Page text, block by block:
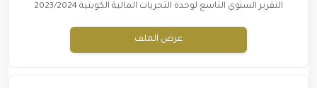
التقرير السنوي التاسع لوحدة التحريات المالية الكويتية 2023/2024
عرض الملف